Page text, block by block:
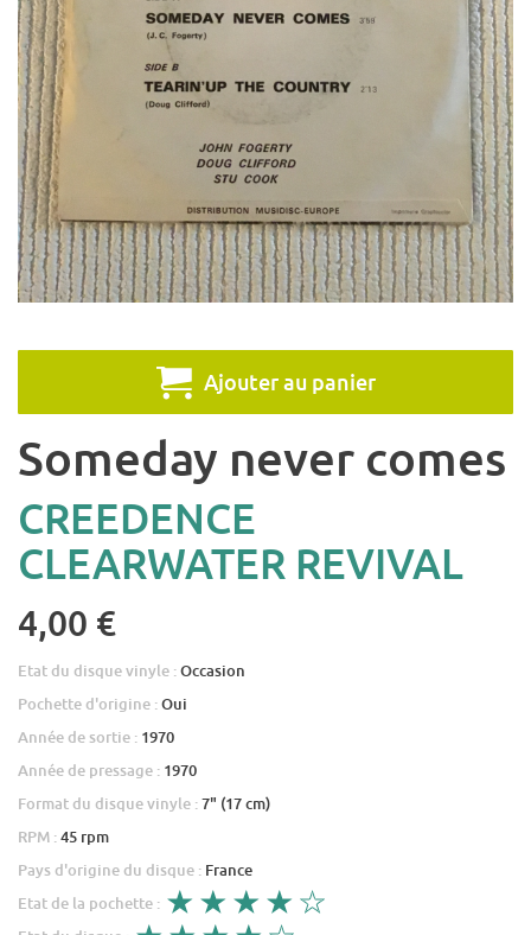
Ajouter au panier
Someday never comes
CREEDENCE
CLEARWATER REVIVAL
4,00 €
Etat du disque vinyle :Occasion
Pochette d'origine :Oui
Année de sortie : 1970
Année de pressage : 1970
Format du disque vinyle :7" (17 cm)
RPM :45 rpm
Pays d'origine du disque : France
Etat de la pochette :